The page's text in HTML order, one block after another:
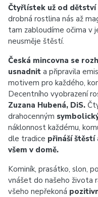
Čtyřlístek už od dětství
drobná rostlina nás až
tam zabloudíme očima v
neusměje štěstí.
Česká mincovna se
usnadnit a připravila
motivem pro každého,
Decentního vyobrazení
Zuzana Hubená, DiS.
drahocenným
náklonnost každému,
dle tradice přináší štěstí
všem v domě.
Kominík, prasátko, slon,
vnášet do našeho života
všeho nepřekoná